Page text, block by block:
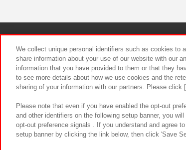
We collect unique personal identifiers such as cookies to
share information about your use of our website with our
information that you have provided to them or that they
to see more details about how we use cookies and the
sharing of your information with our partners. Please
Please note that even if you have enabled the opt-out
and other identifiers on the following setup banner, you
opt-out preference signals . If you understand and agree
setup banner by clicking the link below, then click 'Save